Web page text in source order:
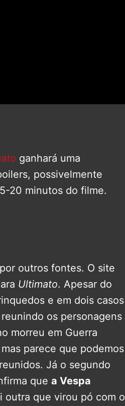
ganhará uma
possivelmente
20 minutos do filme.
outros fontes. O site
Ultimato. Apesar do
e em dois casos
os personagens
morreu em Guerra
parece que podemos
Já o segundo
que a Vespa
outra que virou pó com o